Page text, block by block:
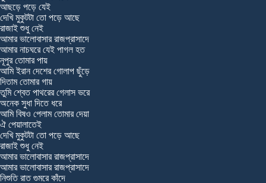
আছড়ে পড়ে যেই
দেখি মুকুটটা তো পড়ে আছে
রাজাই শুধু নেই
আমার ভালোবাসার রাজপ্রাসাদে
আমার নাচঘরে যেই পাগল হত
নূপুর তোমার পায়
আমি ইরান দেশের গোলাপ ছুঁড়ে
দিতাম তোমার গায়
তুমি শ্বেত পাথরের গেলাস ভরে
অনেক সুধা দিতে ধরে
আমি বিষও পেলাম তোমার দেয়া
ঐ পেয়ালাতেই
দেখি মুকুটটা তো পড়ে আছে
রাজাই শুধু নেই
আমার ভালোবাসার রাজপ্রাসাদে
আমার ভালোবাসার রাজপ্রাসাদে
নিশুতি রাত গুমরে কাঁদে